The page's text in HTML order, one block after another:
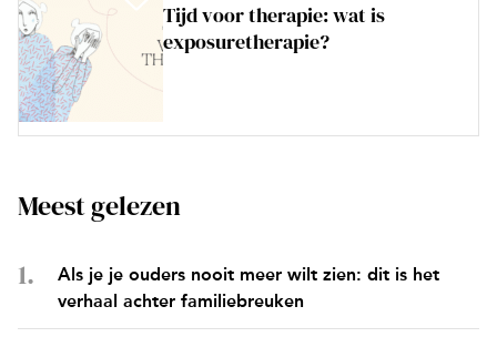
Tijd voor therapie: wat is
exposuretherapie?
Meest gelezen
Als je je ouders nooit meer wilt zien: dit is het
verhaal achter familiebreuken